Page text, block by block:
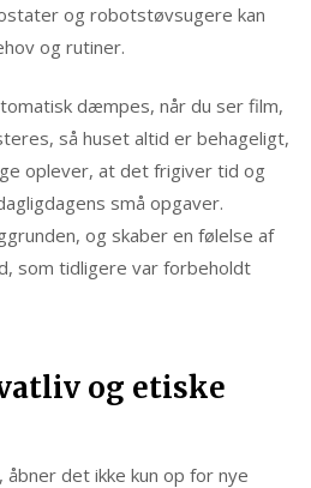
og robotstøvsugere kan
og rutiner.
dæmpes, når du ser film,
så huset altid er behageligt,
oplever, at det frigiver tid og
små opgaver.
og skaber en følelse af
som tidligere var forbeholdt
og etiske
det ikke kun op for nye